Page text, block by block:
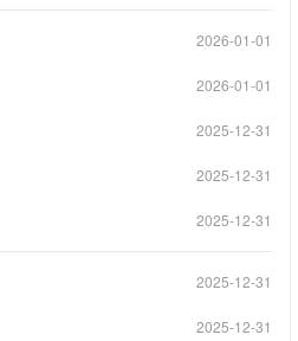
2026-01-01
2026-01-01
2025-12-31
2025-12-31
2025-12-31
2025-12-31
2025-12-31